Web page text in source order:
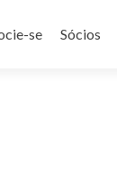
se Sócios